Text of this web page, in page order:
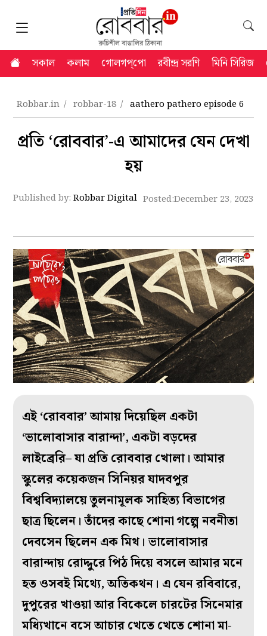
সকাল কলাম গোলগপ্‌পো রবীন্দ্র সরণি মিনি সিরিজ
Robbar.in robbar-18 aathero pathero episode 6
প্রতি ‘রোববার’-এ আমাদের যেন দেখা
হয়
Published by:Robbar Digital Posted:December 23, 2023
এই ‘রোববার’ আমায় দিয়েছিল একটা
‘ভালোবাসার বারান্দা’, একটা বড়দের
লাইব্রেরি– যা প্রতি রোববার খোলা। আমার
স্কুলের কয়েকজন সিনিয়র যাদবপুর
বিশ্ববিদ্যালয়ে তুলনামূলক সাহিত্য বিভাগের
ছাত্র ছিলেন। তাঁদের কাছে শোনা গল্পে নবনীতা
দেবসেন ছিলেন এক মিথ। ভালোবাসার
বারান্দায় রোদ্দুরে পিঠ দিয়ে বসলে আমার মনে
হত ওসবই মিথ্যে, অতিকথন। এ যেন রবিবারে,
দুপুরের খাওয়া আর বিকেলে চারটের সিনেমার
মধ্যিখানে বসে আচার খেতে খেতে শোনা মা-